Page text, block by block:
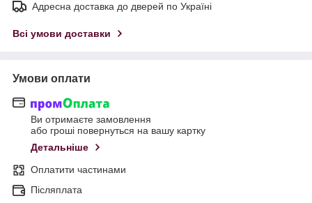
Адресна доставка до дверей по Україні
Всі умови доставки
Умови оплати
Ви отримаєте замовлення
або гроші повернуться на вашу картку
Детальніше
Оплатити частинами
Післяплата